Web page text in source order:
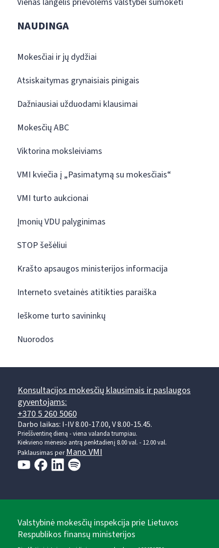
NAUDINGA
Mokesčiai ir jų dydžiai
Atsiskaitymas grynaisiais pinigais
Dažniausiai užduodami klausimai
Mokesčių ABC
Viktorina moksleiviams
VMI kviečia į „Pasimatymą su mokesčiais“
VMI turto aukcionai
Įmonių VDU palyginimas
STOP šešėliui
Krašto apsaugos ministerijos informacija
Interneto svetainės atitikties paraiška
Ieškome turto savininkų
Nuorodos
Konsultacijos mokesčių klausimais ir paslaugos
gyventojams:
+370 5 260 5060
Darbo laikas: I-IV 8.00-17.00, V 8.00-15.45.
Prieššventinę dieną - viena valanda trumpiau.
Kiekvieno mėnesio antrą penktadienį 8.00 val. - 12.00 val.
Paklausimas perMano VMI
Valstybinė mokesčių inspekcija prie Lietuvos
Respublikos finansų ministerijos